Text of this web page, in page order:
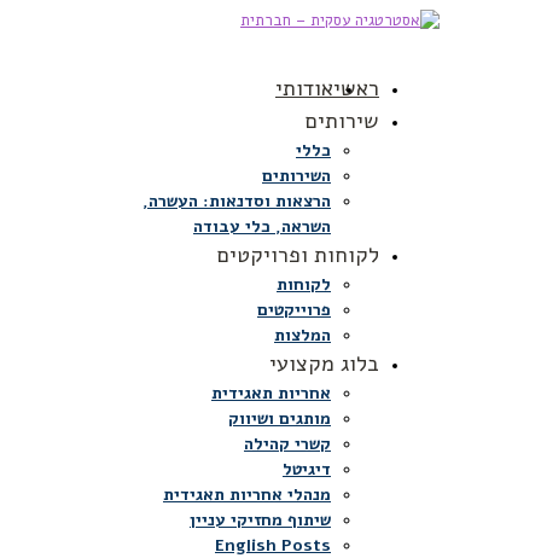
ראשיאודותי
שירותים
כללי
השירותים
הרצאות וסדנאות: העשרה,
השראה, כלי עבודה
לקוחות ופרויקטים
לקוחות
פרוייקטים
המלצות
בלוג מקצועי
אחריות תאגידית
מותגים ושיווק
קשרי קהילה
דיגיטל
מנהלי אחריות תאגידית
שיתוף מחזיקי עניין
English Posts